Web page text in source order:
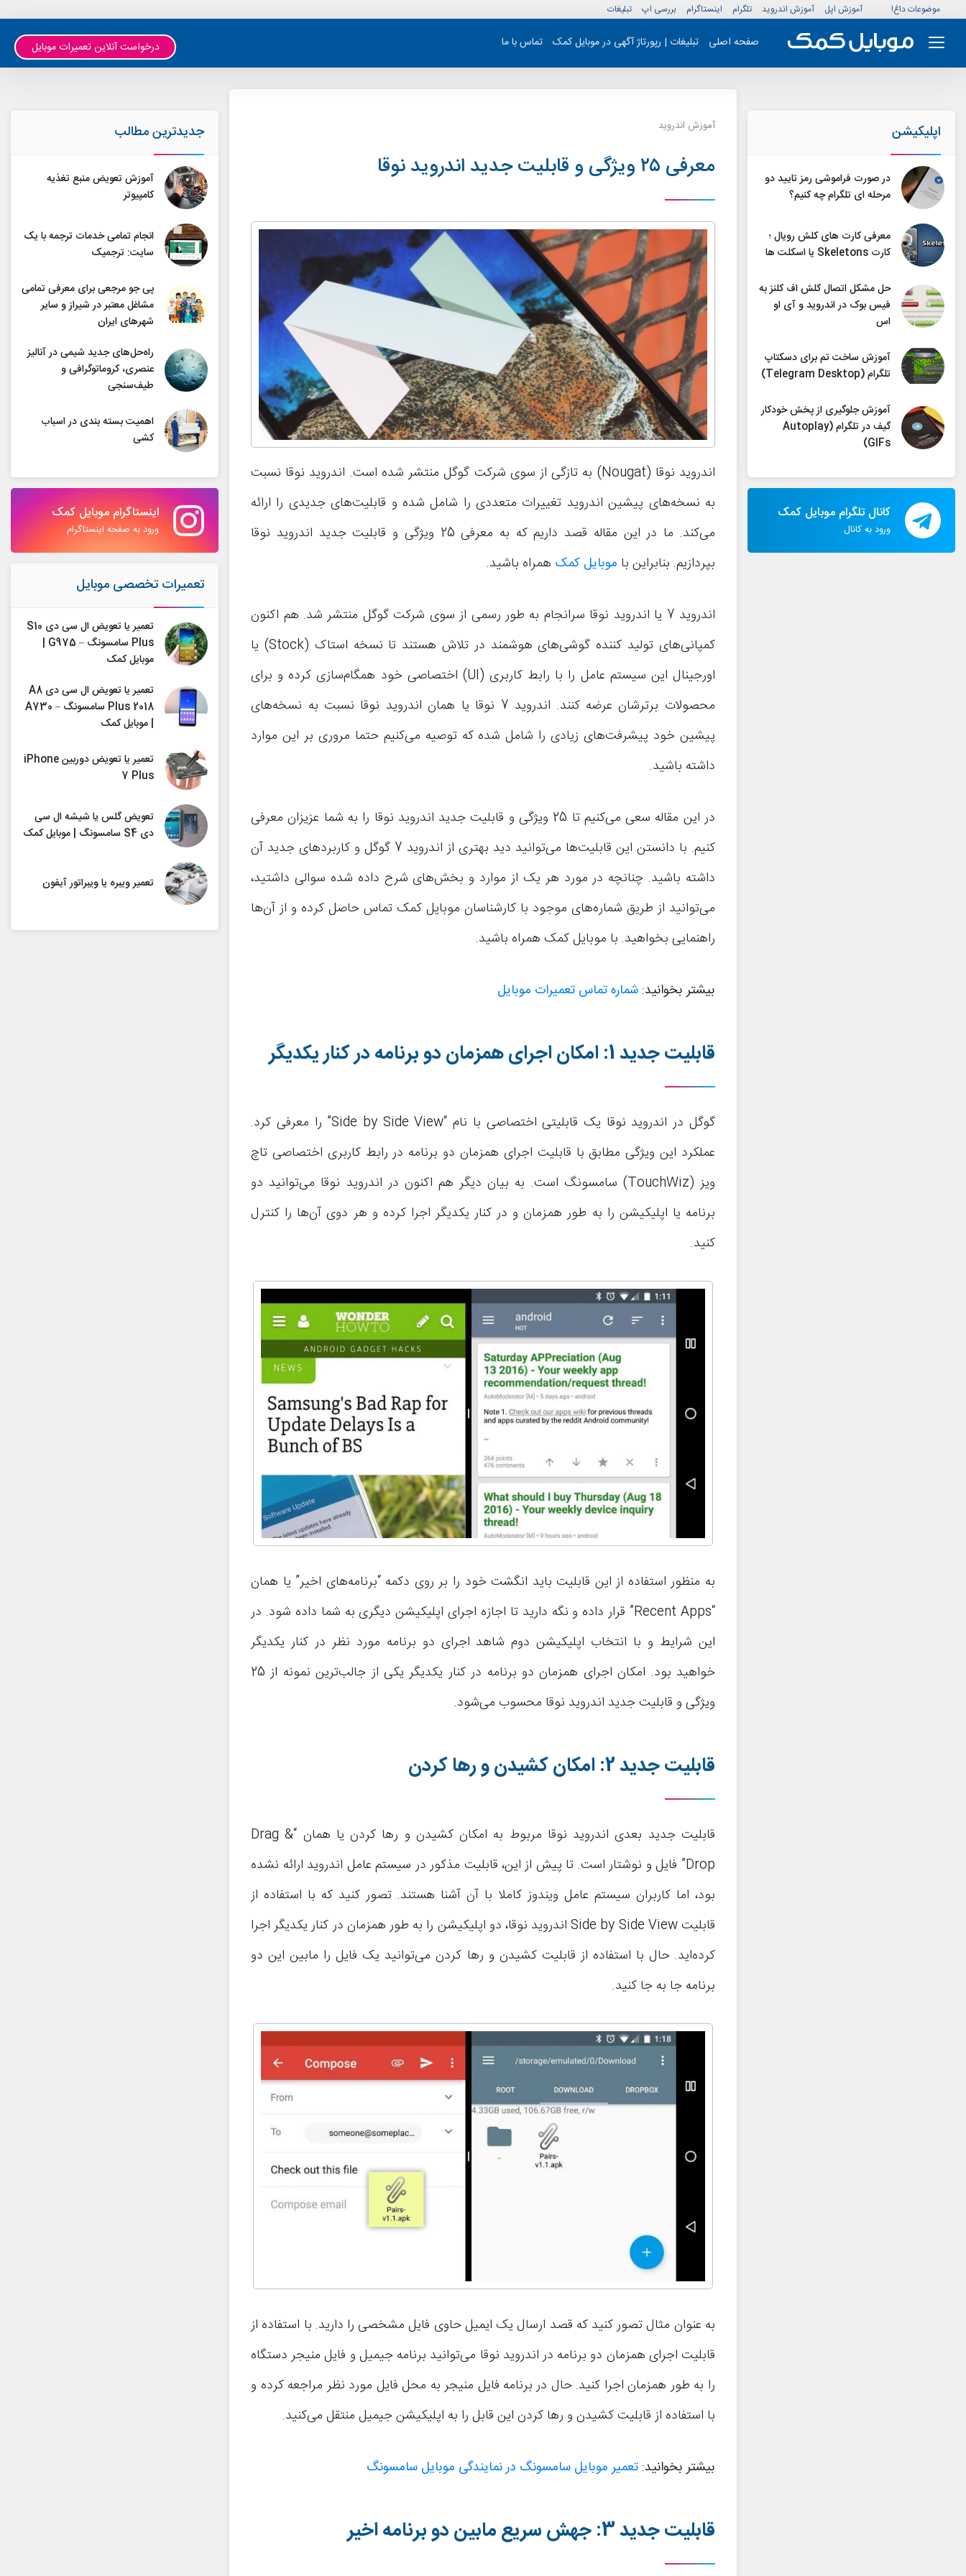
موضوعات داغ! آموزش اپل آموزش اندروید تلگرام اینستاگرام بررسی اپ تبلیغات
صفحه اصلی تبلیغات | رپورتاژ آگهی در موبایل کمک تماس با ما درخواست آنلاین تعمیرات موبایل
اپلیکیشن
در صورت فراموشی رمز تایید دو
مرحله ای تلگرام چه کنیم؟
معرفی کارت های کلش رویال ؛
کارت Skeletons یا اسکلت ها
حل مشکل اتصال کلش اف کلنز به
فیس بوک در اندروید و آی او
اس
آموزش ساخت تم برای دسکتاپ
تلگرام (Telegram Desktop)
آموزش جلوگیری از پخش خودکار
گیف در تلگرام (Autoplay
GIFs)
کانال تلگرام موبایل کمک
ورود به کانال
آموزش اندروید
معرفی ۲۵ ویژگی و قابلیت جدید اندروید نوقا
اندروید نوقا (Nougat) به تازگی از سوی شرکت گوگل منتشر شده است. اندروید نوقا نسبت
به نسخه‌های پیشین اندروید تغییرات متعددی را شامل شده و قابلیت‌های جدیدی را ارائه
می‌کند. ما در این مقاله قصد داریم که به معرفی 25 ویژگی و قابلیت جدید اندروید نوقا
بپردازیم. بنابراین با موبایل کمک همراه باشید.
اندروید 7 یا اندروید نوقا سرانجام به طور رسمی از سوی شرکت گوگل منتشر شد. هم اکنون
کمپانی‌های تولید کننده گوشی‌های هوشمند در تلاش هستند تا نسخه استاک (Stock) یا
اورجینال این سیستم عامل را با رابط کاربری (UI) اختصاصی خود همگام‌سازی کرده و برای
محصولات برترشان عرضه کنند. اندروید 7 نوقا یا همان اندروید نوقا نسبت به نسخه‌های
پیشین خود پیشرفت‌های زیادی را شامل شده که توصیه می‌کنیم حتما مروری بر این موارد
داشته باشید.
در این مقاله سعی می‌کنیم تا 25 ویژگی و قابلیت جدید اندروید نوقا را به شما عزیزان معرفی
کنیم. با دانستن این قابلیت‌ها می‌توانید دید بهتری از اندروید 7 گوگل و کاربردهای جدید آن
داشته باشید. چنانچه در مورد هر یک از موارد و بخش‌های شرح داده شده سوالی داشتید،
می‌توانید از طریق شماره‌های موجود با کارشناسان موبایل کمک تماس حاصل کرده و از آن‌ها
راهنمایی بخواهید. با موبایل کمک همراه باشید.
بیشتر بخوانید:شماره تماس تعمیرات موبایل
قابلیت جدید 1: امکان اجرای همزمان دو برنامه در کنار یکدیگر
گوگل در اندروید نوقا یک قابلیتی اختصاصی با نام “Side by Side View” را معرفی کرد.
عملکرد این ویژگی مطابق با قابلیت اجرای همزمان دو برنامه در رابط کاربری اختصاصی تاچ
ویز (TouchWiz) سامسونگ است. به بیان دیگر هم اکنون در اندروید نوقا می‌توانید دو
برنامه یا اپلیکیشن را به طور همزمان و در کنار یکدیگر اجرا کرده و هر دوی آن‌ها را کنترل
کنید.
به منظور استفاده از این قابلیت باید انگشت خود را بر روی دکمه “برنامه‌های اخیر” یا همان
“Recent Apps” قرار داده و نگه دارید تا اجازه اجرای اپلیکیشن دیگری به شما داده شود. در
این شرایط و با انتخاب اپلیکیشن دوم شاهد اجرای دو برنامه مورد نظر در کنار یکدیگر
خواهید بود. امکان اجرای همزمان دو برنامه در کنار یکدیگر یکی از جالب‌ترین نمونه از 25
ویژگی و قابلیت جدید اندروید نوقا محسوب می‌شود.
قابلیت جدید 2: امکان کشیدن و رها کردن
قابلیت جدید بعدی اندروید نوقا مربوط به امکان کشیدن و رها کردن یا همان “Drag &
Drop” فایل و نوشتار است. تا پیش از این، قابلیت مذکور در سیستم عامل اندروید ارائه نشده
بود، اما کاربران سیستم عامل ویندوز کاملا با آن آشنا هستند. تصور کنید که با استفاده از
قابلیت Side by Side View اندروید نوقا، دو اپلیکیشن را به طور همزمان در کنار یکدیگر اجرا
کرده‌اید. حال با استفاده از قابلیت کشیدن و رها کردن می‌توانید یک فایل را مابین این دو
برنامه جا به جا کنید.
به عنوان مثال تصور کنید که قصد ارسال یک ایمیل حاوی فایل مشخصی را دارید. با استفاده از
قابلیت اجرای همزمان دو برنامه در اندروید نوقا می‌توانید برنامه جیمیل و فایل منیجر دستگاه
را به طور همزمان اجرا کنید. حال در برنامه فایل منیجر به محل فایل مورد نظر مراجعه کرده و
با استفاده از قابلیت کشیدن و رها کردن این قابل را به اپلیکیشن جیمیل منتقل می‌کنید.
بیشتر بخوانید:تعمیر موبایل سامسونگ در نمایندگی موبایل سامسونگ
قابلیت جدید 3: جهش سریع مابین دو برنامه اخیر
جدیدترین مطالب
آموزش تعویض منبع تغذیه
کامپیوتر
انجام تمامی خدمات ترجمه با یک
سایت: ترجمیک
پی جو مرجعی برای معرفی تمامی
مشاغل معتبر در شیراز و سایر
شهرهای ایران
راه‌حل‌های جدید شیمی در آنالیز
عنصری، کروماتوگرافی و
طیف‌سنجی
اهمیت بسته بندی در اسباب
کشی
اینستاگرام موبایل کمک
ورود به صفحه اینستاگرام
تعمیرات تخصصی موبایل
تعمیر یا تعویض ال سی دی S10
Plus سامسونگ – G975 |
موبایل کمک
تعمیر یا تعویض ال سی دی A8
Plus 2018 سامسونگ – A730
| موبایل کمک
تعمیر یا تعویض دوربین iPhone
7 Plus
تعویض گلس یا شیشه ال سی
دی S4 سامسونگ | موبایل کمک
تعمیر ویبره یا ویبراتور آیفون